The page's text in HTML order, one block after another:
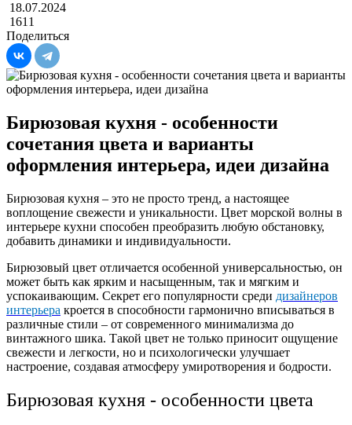
18.07.2024
1611
Поделиться
Бирюзовая кухня - особенности
сочетания цвета и варианты
оформления интерьера, идеи дизайна
Бирюзовая кухня – это не просто тренд, а настоящее
воплощение свежести и уникальности. Цвет морской волны в
интерьере кухни способен преобразить любую обстановку,
добавить динамики и индивидуальности.
Бирюзовый цвет отличается особенной универсальностью, он
может быть как ярким и насыщенным, так и мягким и
успокаивающим. Секрет его популярности среди дизайнеров
интерьера кроется в способности гармонично вписываться в
различные стили – от современного минимализма до
винтажного шика. Такой цвет не только приносит ощущение
свежести и легкости, но и психологически улучшает
настроение, создавая атмосферу умиротворения и бодрости.
Бирюзовая кухня - особенности цвета